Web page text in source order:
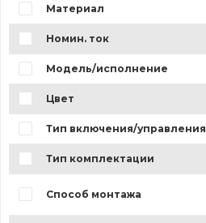
Материал
Номин. ток
Модель/исполнение
Цвет
Тип включения/управления
Тип комплектации
Способ монтажа